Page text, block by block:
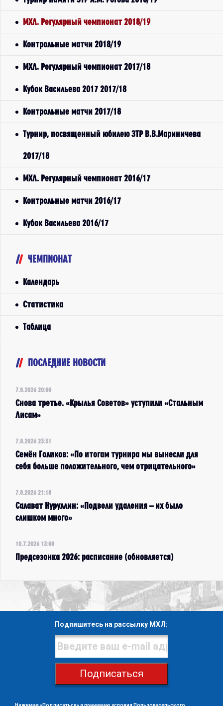
МХЛ. Регулярный чемпионат 2018/19
Контрольные матчи 2018/19
МХЛ. Регулярный чемпионат 2017/18
Кубок Васильева 2017 2017/18
Контрольные матчи 2017/18
Турнир, посвященный юбилею ЗТР В.В.Мариничева
2017/18
МХЛ. Регулярный чемпионат 2016/17
Контрольные матчи 2016/17
Кубок Васильева 2016/17
ЧЕМПИОНАТ
Календарь
Статистика
Таблица
ПОСЛЕДНИЕ НОВОСТИ
7.8.2026 20:00
Снова третье. «Крылья Советов» уступили «Стальным
Лисам»
7.8.2026 23:31
Семён Голиков: «По итогам турнира мы вынесли для
себя больше положительного, чем отрицательного»
7.8.2026 21:18
Салават Нуруллин: «Подвели удаления – их было
слишком много»
10.7.2026 13:00
Предсезонка 2026: расписание (обновляется)
Подпишитесь на рассылку МХЛ:
Подписаться